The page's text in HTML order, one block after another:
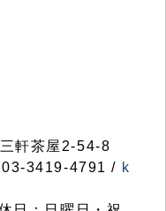
軒茶屋2-54-8
3419-4791 / k